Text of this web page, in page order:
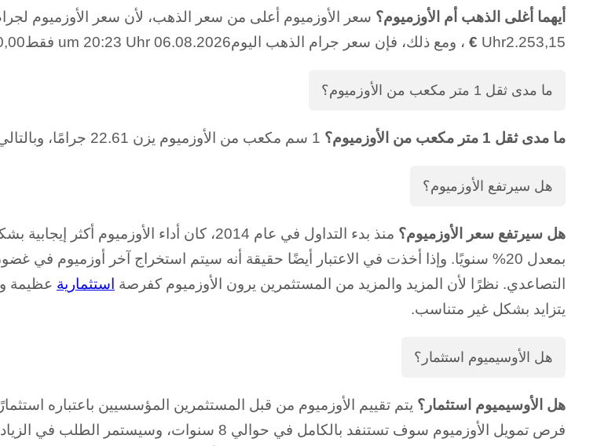
أيهما أغلى الذهب أم الأوزميوم؟
Uhr2.253,15
€ ، ومع ذلك، فإن سعر جرام الذهب اليوم06.08.2026 um 20:23 Uhr فقط0,00
ما مدى ثقل 1 متر مكعب من الأوزميوم؟
ما مدى ثقل 1 متر مكعب من الأوزميوم؟ 1 سم مكعب من الأوزميوم يزن 22.61 جرامًا، وبالتالي فإن 1 متر مكعب يزن بالضبط 22610 كيلوجرامًا أو 22.61 طنًا.
هل سيرتفع الأوزميوم؟
هل سيرتفع سعر الأوزميوم؟
التصاعدي. نظرًا لأن المزيد والمزيد من المستثمرين يرون الأوزميوم كفرصة استثمارية عظيمة
يتزايد بشكل غير متناسب.
هل الأوسيميوم استثمار؟
هل الأوسيميوم استثمار؟ يتم تقييم الأوزميوم من قبل المستثمرين المؤسسيين باعتباره
فرص تمويل الأوزميوم سوف تستنفد بالكامل في حوالي